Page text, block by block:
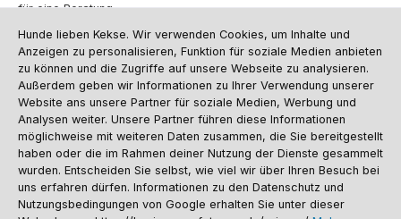
für eine Beratung.
Oder über unserKontaktformular.
Vertrag widerrufen
Kundenservice
Informationen
Social Media und Kontakt
Hunde lieben Kekse. Wir verwenden Cookies, um Inhalte und
Anzeigen zu personalisieren, Funktion für soziale Medien anbieten
zu können und die Zugriffe auf unsere Webseite zu analysieren.
Außerdem geben wir Informationen zu Ihrer Verwendung unserer
Website ans unsere Partner für soziale Medien, Werbung und
Analysen weiter. Unsere Partner führen diese Informationen
möglichweise mit weiteren Daten zusammen, die Sie bereitgestellt
haben oder die im Rahmen deiner Nutzung der Dienste gesammelt
wurden. Entscheiden Sie selbst, wie viel wir über Ihren Besuch bei
uns erfahren dürfen. Informationen zu den Datenschutz und
Nutzungsbedingungen von Google erhalten Sie unter dieser